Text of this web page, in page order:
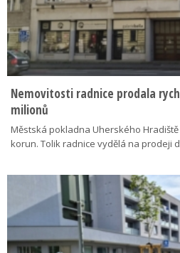
Nemovitosti radnice prodala
milionů
Městská pokladna Uherského
korun. Tolik radnice vydělá na prodeji